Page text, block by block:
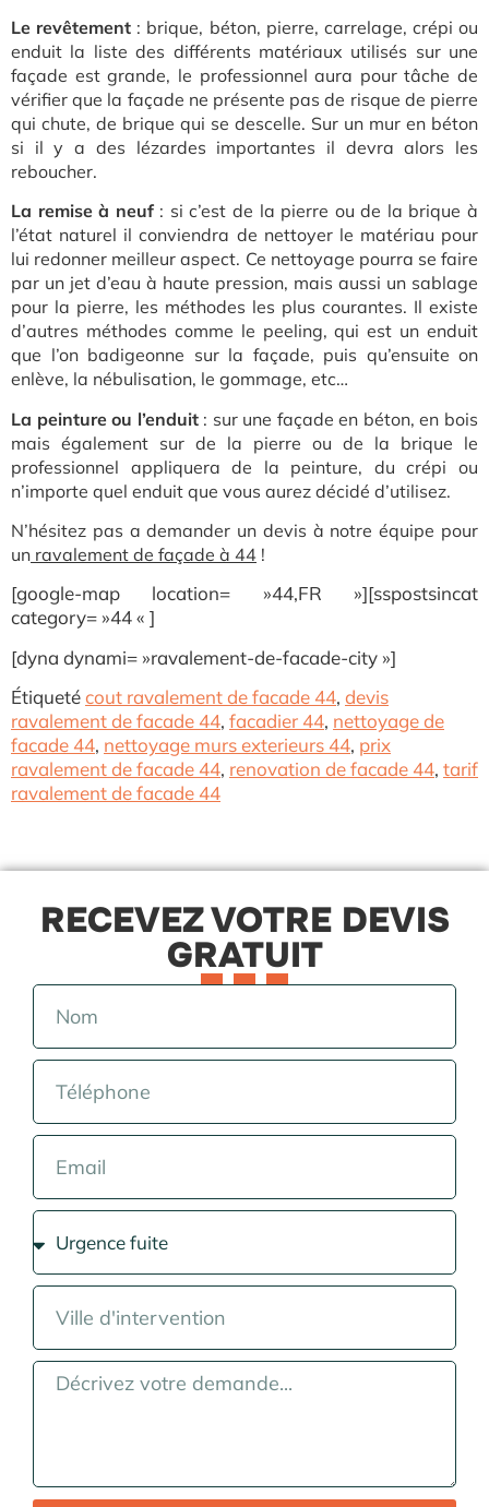
Le revêtement : brique, béton, pierre, carrelage, crépi ou
enduit la liste des différents matériaux utilisés sur une
façade est grande, le professionnel aura pour tâche de
vérifier que la façade ne présente pas de risque de pierre
qui chute, de brique qui se descelle. Sur un mur en béton
si il y a des lézardes importantes il devra alors les
reboucher.
La remise à neuf: si c’est de la pierre ou de la brique à
l’état naturel il conviendra de nettoyer le matériau pour
lui redonner meilleur aspect. Ce nettoyage pourra se faire
par un jet d’eau à haute pression, mais aussi un sablage
pour la pierre, les méthodes les plus courantes. Il existe
d’autres méthodes comme le peeling, qui est un enduit
que l’on badigeonne sur la façade, puis qu’ensuite on
enlève, la nébulisation, le gommage, etc…
La peinture ou l’enduit : sur une façade en béton, en bois
mais également sur de la pierre ou de la brique le
professionnel appliquera de la peinture, du crépi ou
n’importe quel enduit que vous aurez décidé d’utilisez.
N’hésitez pas a demander un devis à notre équipe pour
un ravalement de façade à 44 !
[google-map location= »44,FR »][sspostsincat
category= »44 « ]
[dyna dynami= »ravalement-de-facade-city »]
Étiquetécout ravalement de facade 44, devis
ravalement de facade 44, facadier 44, nettoyage de
facade 44, nettoyage murs exterieurs 44, prix
ravalement de facade 44, renovation de facade 44, tarif
ravalement de facade 44
RECEVEZ VOTRE DEVIS
GRATUIT